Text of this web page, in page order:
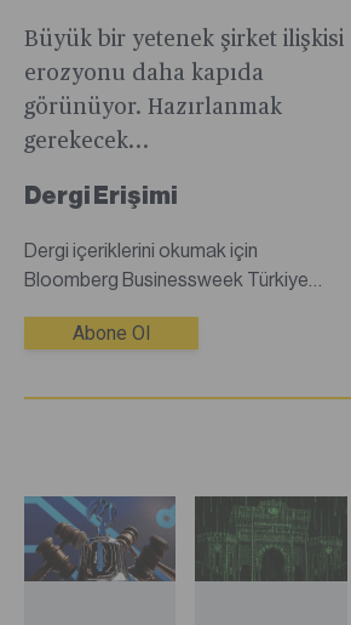
Büyük bir yetenek şirket ilişkisi
erozyonu daha kapıda
görünüyor. Hazırlanmak
gerekecek…
Dergi Erişimi
Dergi içeriklerini okumak için
Bloomberg Businessweek Türkiye
gerekmektedir.Abone değilseniz
içeriklerine sınırsız erişim
Abone Ol